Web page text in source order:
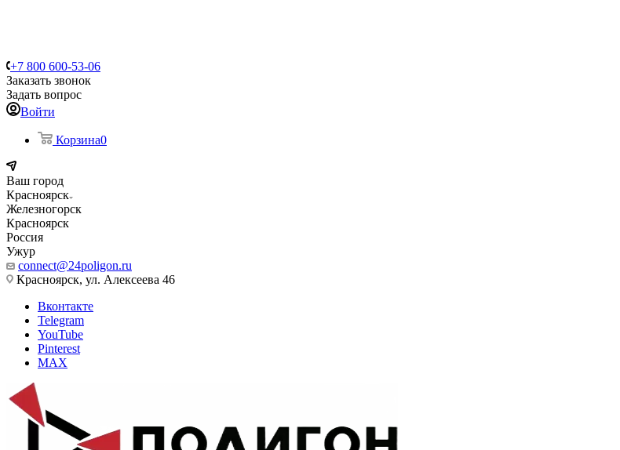
+7 800 600-53-06
Заказать звонок
Задать вопрос
Войти
Корзина0
Ваш город
Красноярск
Железногорск
Красноярск
Россия
Ужур
connect@24poligon.ru
Красноярск, ул. Алексеева 46
Вконтакте
Telegram
YouTube
Pinterest
MAX